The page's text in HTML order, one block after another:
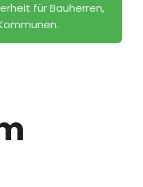
für Bauherren,